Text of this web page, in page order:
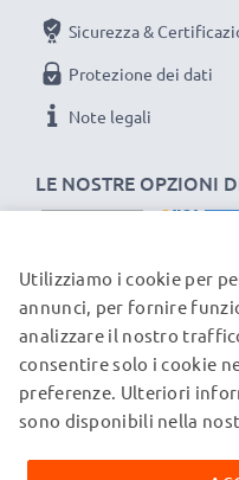
LE NOSTRE OPZIONI
Sicurezza &
Protezione dei dati
Note legali
I NOSTRI PARTNER DI
© subtel.ch 2026
Tutti i prezzi sono
spedizione. Si prega di
menzionati sulle nostre
Utilizziamo i cookie per
annunci, per fornire
analizzare il nostro
consentire solo i cookie
preferenze. Ulteriori
sono disponibili nella